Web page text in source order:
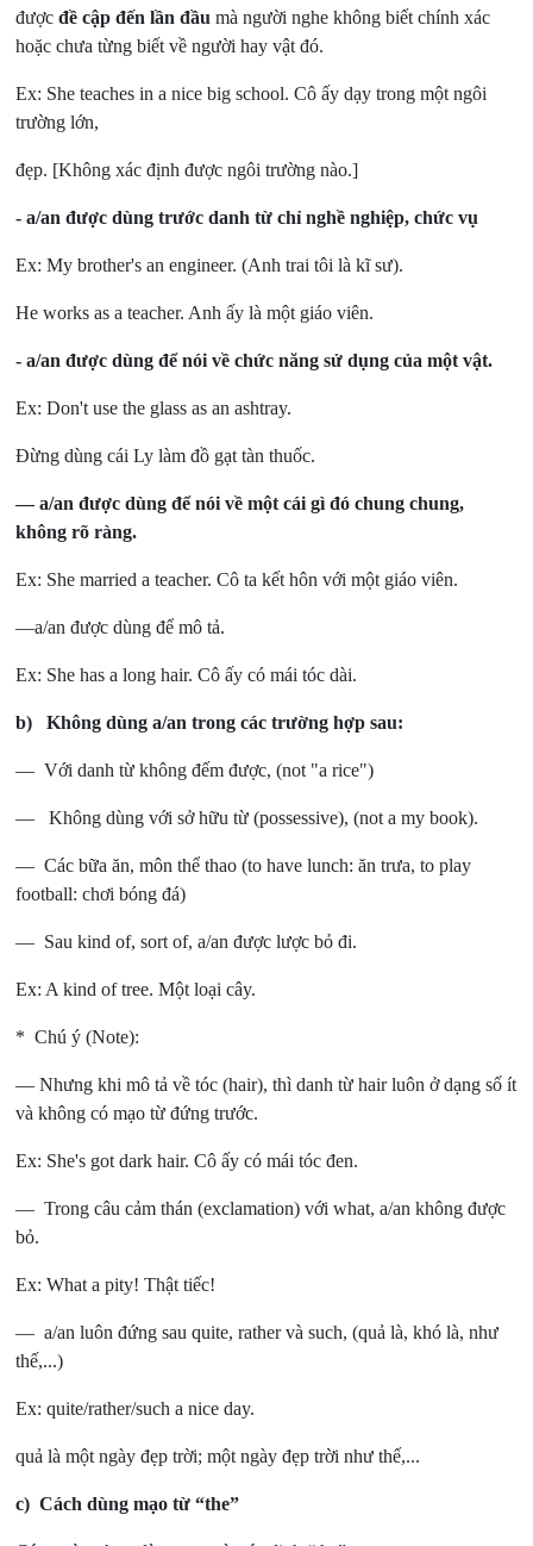
đượcđề cập đến lần đầu mà người nghe không biết chính xác
hoặc chưa từng biết về người hay vật đó.
Ex: She teaches in a nice big school. Cô ấy dạy trong một ngôi
trường lớn,
đẹp. [Không xác định được ngôi trường nào.]
- a/an được dùng trước danh từ chỉ nghề nghiệp, chức vụ
Ex: My brother's an engineer. (Anh trai tôi là kĩ sư).
He works as a teacher. Anh ấy là một giáo viên.
- a/an được dùng để nói về chức năng sử dụng của một vật.
Ex: Don't use the glass as an ashtray.
Đừng dùng cái Ly làm đồ gạt tàn thuốc.
— a/an được dùng để nói về một cái gì đó chung chung,
không rõ ràng.
Ex: She married a teacher. Cô ta kết hôn với một giáo viên.
—a/an được dùng để mô tả.
Ex: She has a long hair. Cô ấy có mái tóc dài.
b) Không dùng a/an trong các trường hợp sau:
— Với danh từ không đếm được, (not "a rice")
— Không dùng với sở hữu từ (possessive), (not a my book).
— Các bữa ăn, môn thể thao (to have lunch: ăn trưa, to play
football: chơi bóng đá)
— Sau kind of, sort of, a/an được lược bỏ đi.
Ex: A kind of tree. Một loại cây.
* Chú ý (Note):
— Nhưng khi mô tả về tóc (hair), thì danh từ hair luôn ở dạng số ít
và không có mạo từ đứng trước.
Ex: She's got dark hair. Cô ấy có mái tóc đen.
— Trong câu cảm thán (exclamation) với what, a/an không được
bỏ.
Ex: What a pity! Thật tiếc!
— a/an luôn đứng sau quite, rather và such, (quả là, khó là, như
thế,...)
Ex: quite/rather/such a nice day.
quả là một ngày đẹp trời; một ngày đẹp trời như thế,...
c) Cách dùng mạo từ “the”